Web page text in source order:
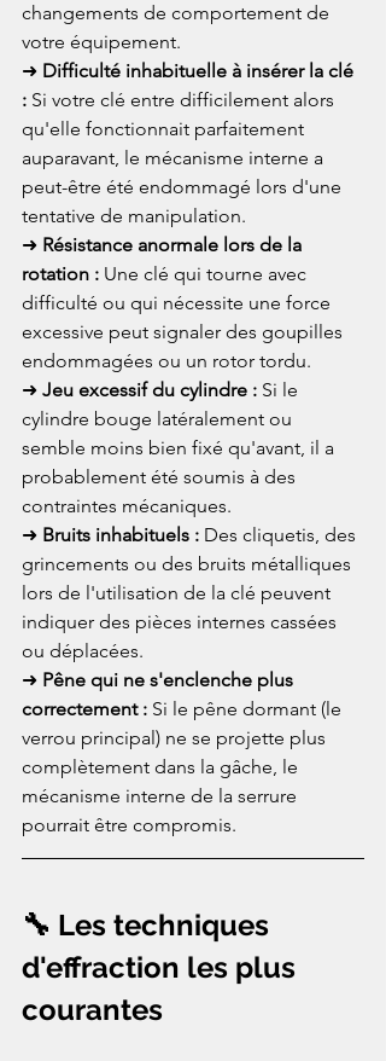
changements de comportement de
votre équipement.
➜ Difficulté inhabituelle à insérer la clé
: Si votre clé entre difficilement alors
qu'elle fonctionnait parfaitement
auparavant, le mécanisme interne a
peut-être été endommagé lors d'une
tentative de manipulation.
➜ Résistance anormale lors de la
rotation : Une clé qui tourne avec
difficulté ou qui nécessite une force
excessive peut signaler des goupilles
endommagées ou un rotor tordu.
➜ Jeu excessif du cylindre : Si le
cylindre bouge latéralement ou
semble moins bien fixé qu'avant, il a
probablement été soumis à des
contraintes mécaniques.
➜ Bruits inhabituels : Des cliquetis, des
grincements ou des bruits métalliques
lors de l'utilisation de la clé peuvent
indiquer des pièces internes cassées
ou déplacées.
➜ Pêne qui ne s'enclenche plus
correctement : Si le pêne dormant (le
verrou principal) ne se projette plus
complètement dans la gâche, le
mécanisme interne de la serrure
pourrait être compromis.
🔧 Les techniques
d'effraction les plus
courantes